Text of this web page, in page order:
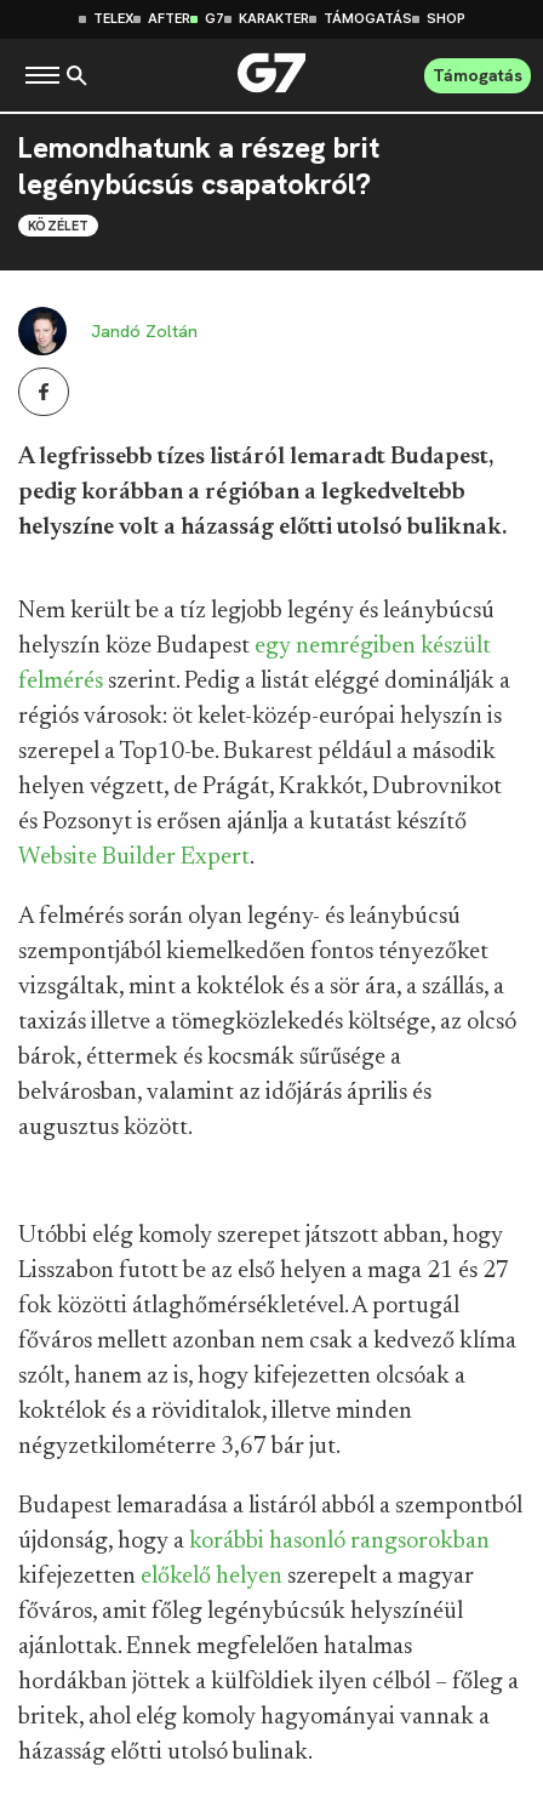
TELEX AFTER G7 KARAKTER TÁMOGATÁS SHOP
Támogatás
Lemondhatunk a részeg brit
legénybúcsús csapatokról?
KÖZÉLET
Jandó Zoltán
A legfrissebb tízes listáról lemaradt Budapest,
pedig korábban a régióban a legkedveltebb
helyszíne volt a házasság előtti utolsó buliknak.
Nem került be a tíz legjobb legény és leánybúcsú
helyszín köze Budapest egy nemrégiben készült
felmérés szerint. Pedig a listát eléggé dominálják a
régiós városok: öt kelet-közép-európai helyszín is
szerepel a Top10-be. Bukarest például a második
helyen végzett, de Prágát, Krakkót, Dubrovnikot
és Pozsonyt is erősen ajánlja a kutatást készítő
Website Builder Expert.
A felmérés során olyan legény- és leánybúcsú
szempontjából kiemelkedően fontos tényezőket
vizsgáltak, mint a koktélok és a sör ára, a szállás, a
taxizás illetve a tömegközlekedés költsége, az olcsó
bárok, éttermek és kocsmák sűrűsége a
belvárosban, valamint az időjárás április és
augusztus között.
Utóbbi elég komoly szerepet játszott abban, hogy
Lisszabon futott be az első helyen a maga 21 és 27
fok közötti átlaghőmérsékletével. A portugál
főváros mellett azonban nem csak a kedvező klíma
szólt, hanem az is, hogy kifejezetten olcsóak a
koktélok és a röviditalok, illetve minden
négyzetkilométerre 3,67 bár jut.
Budapest lemaradása a listáról abból a szempontból
újdonság, hogy a korábbi hasonló rangsorokban
kifejezetten előkelő helyen szerepelt a magyar
főváros, amit főleg legénybúcsúk helyszínéül
ajánlottak. Ennek megfelelően hatalmas
hordákban jöttek a külföldiek ilyen célból – főleg a
britek, ahol elég komoly hagyományai vannak a
házasság előtti utolsó bulinak.